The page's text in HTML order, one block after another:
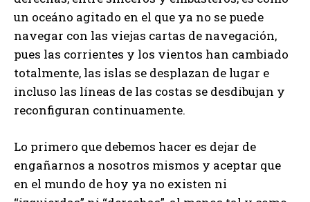
un oceáno agitado en el que ya no se puede
navegar con las viejas cartas de navegación,
pues las corrientes y los vientos han cambiado
totalmente, las islas se desplazan de lugar e
incluso las líneas de las costas se desdibujan y
reconfiguran continuamente.
Lo primero que debemos hacer es dejar de
engañarnos a nosotros mismos y aceptar que
en el mundo de hoy ya no existen ni